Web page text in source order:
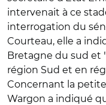
intervenait à ce
interrogation du
Courteau, elle a
Bretagne du sud et
région Sud et en
Concernant la
Wargon a indiqué